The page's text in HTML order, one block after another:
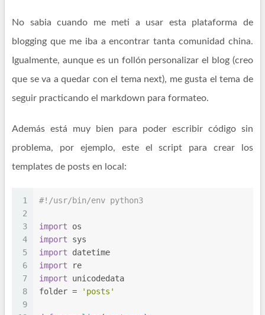
No sabia cuando me meti a usar esta plataforma de
blogging que me iba a encontrar tanta comunidad china.
Igualmente, aunque es un follón personalizar el blog (creo
que se va a quedar con el tema next), me gusta el tema de
seguir practicando el markdown para formateo.
Además está muy bien para poder escribir código sin
problema, por ejemplo, este el script para crear los
templates de posts en local:
1
2
3
4
5
6
7
8
9
#!/usr/bin/env python3
import os
import sys
import datetime
import re
import unicodedata
folder =
'posts'